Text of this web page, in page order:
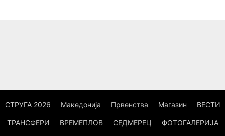
СТРУГА 2026 Македонија Првенства Магазин ВЕСТИ
ТРАНСФЕРИ ВРЕМЕПЛОВ СЕДМЕРЕЦ ФОТОГАЛЕРИЈА